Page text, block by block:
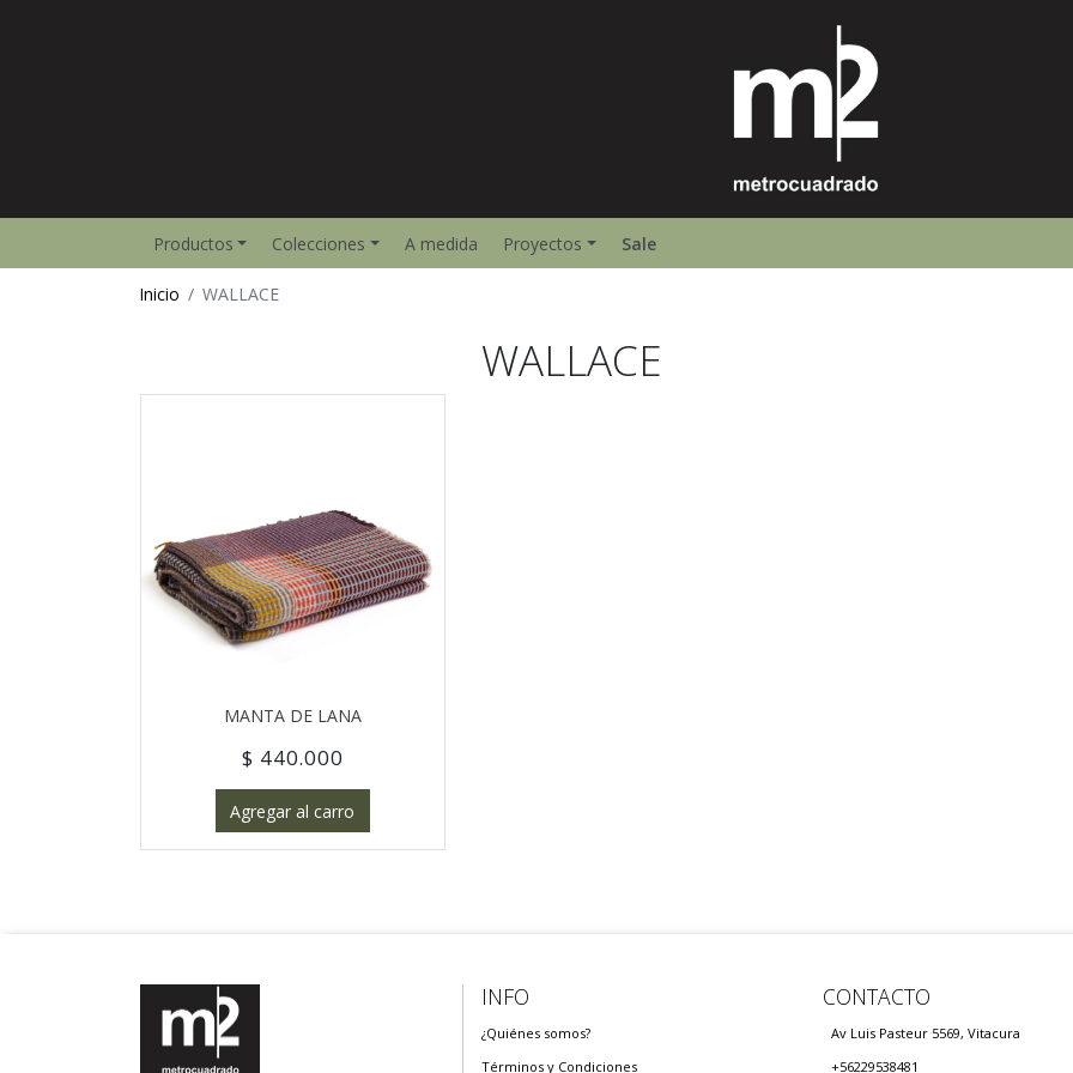
Productos Colecciones A medida Proyectos Sale
Inicio WALLACE
WALLACE
MANTA DE LANA
$ 440.000
Agregar al carro
INFO
¿Quiénes somos?
Términos y Condiciones
CONTACTO
Av Luis Pasteur 5569, Vitacura
+56229538481